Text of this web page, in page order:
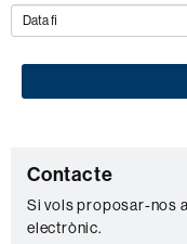
C
o
Contacte
Si vols proposar-nos
electrònic.